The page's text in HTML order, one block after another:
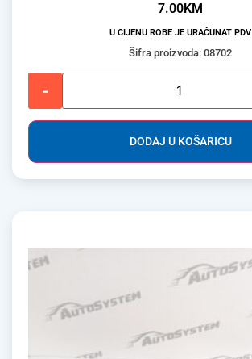
7.00KM
U CIJENU ROBE JE URAČUNAT PDV
Šifra proizvoda: 08702
-
DODAJ U KOŠARICU